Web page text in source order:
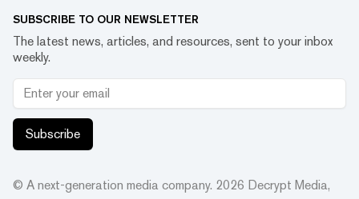
SUBSCRIBE TO OUR NEWSLETTER
The latest news, articles, and resources, sent to your inbox
weekly.
Subscribe
© A next-generation media company. 2026 Decrypt Media,